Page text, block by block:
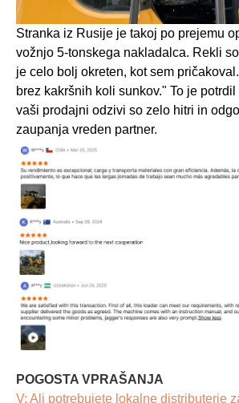
Stranka iz Rusije je takoj po prejemu
vožnjo 5-tonskega nakladalca. Rekli
je celo bolj okreten, kot sem
brez kakršnih koli sunkov." To je potrdil
vaši prodajni odzivi so zelo hitri in
zaupanja vreden partner.
POGOSTA VPRAŠANJA
V: Ali potrebujete lokalne distributerje